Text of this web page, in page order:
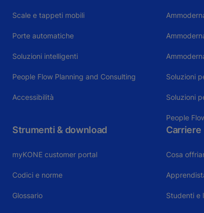
Scale e tappeti mobili
Porte automatiche
Soluzioni intelligenti
People Flow Planning and Consulting
Accessibilità
Soluzioni
Soluzioni
People
Strumenti & download
myKONE customer portal
Codici e norme
Glossario
Carriere
Cosa
Studenti e